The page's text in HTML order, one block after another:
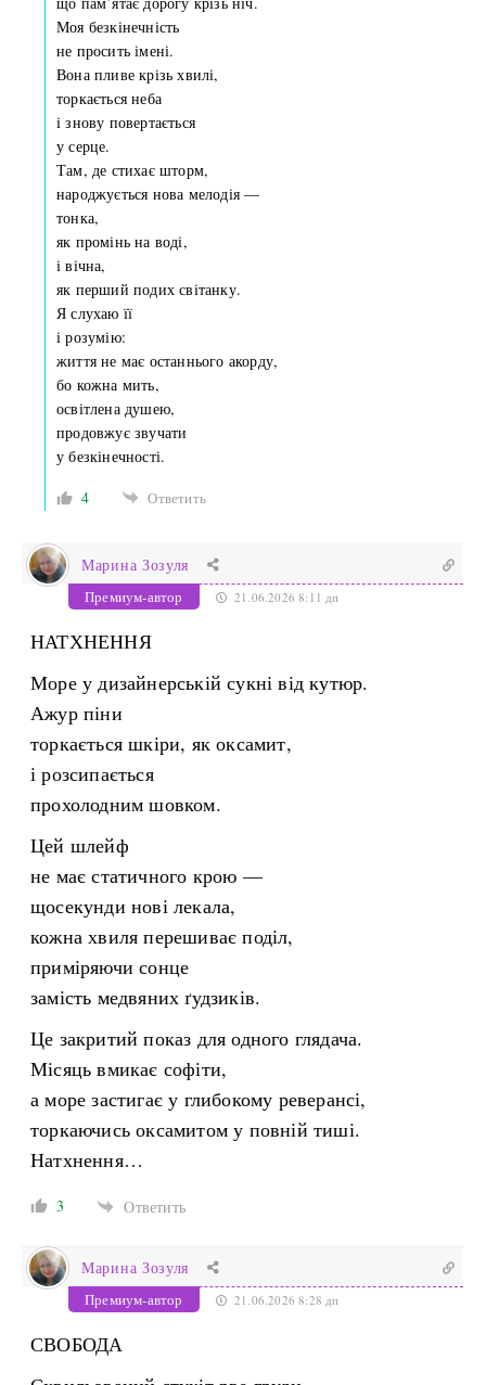
Моя безкінечність
не просить імені.
Вона пливе крізь хвилі,
торкається неба
і знову повертається
у серце.
Там, де стихає шторм,
народжується нова мелодія —
тонка,
як промінь на воді,
і вічна,
як перший подих світанку.
Я слухаю її
і розумію:
життя не має останнього акорду,
бо кожна мить,
освітлена душею,
продовжує звучати
у безкінечності.
4
Ответить
Марина Зозуля
Премиум-автор 21.06.2026 8:11 дп
НАТХНЕННЯ
Море у дизайнерській сукні від кутюр.
Ажур піни
торкається шкіри, як оксамит,
і розсипається
прохолодним шовком.
Цей шлейф
не має статичного крою —
щосекунди нові лекала,
кожна хвиля перешиває поділ,
приміряючи сонце
замість медвяних ґудзиків.
Це закритий показ для одного глядача.
Місяць вмикає софіти,
а море застигає у глибокому реверансі,
торкаючись оксамитом у повній тиші.
Натхнення…
3 Ответить
Марина Зозуля
Премиум-автор 21.06.2026 8:28 дп
СВОБОДА